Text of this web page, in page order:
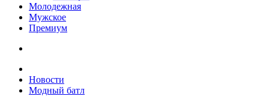
Молодежная
Мужское
Премиум
Новости
Модный батл